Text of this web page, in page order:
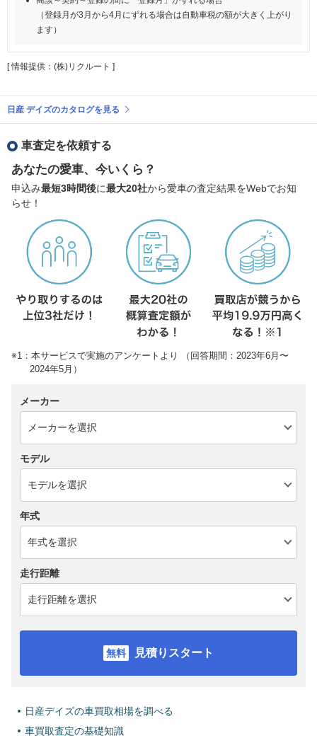
（登録月が3月から4月にずれる場合は自動車税の額が大きく上がり
ます）
[ 情報提供：(株)リクルート ]
日産 デイズのカタログを見る
車査定を依頼する
あなたの愛車、今いくら？
申込み最短3時間後に最大20社から愛車の査定結果をWebでお知
らせ！
※1：本サービスで実施のアンケートより （回答期間：2023年6月〜
2024年5月）
メーカー
モデル
年式
走行距離
見積りスタート
日産デイズの車買取相場を調べる
車買取査定の基礎知識